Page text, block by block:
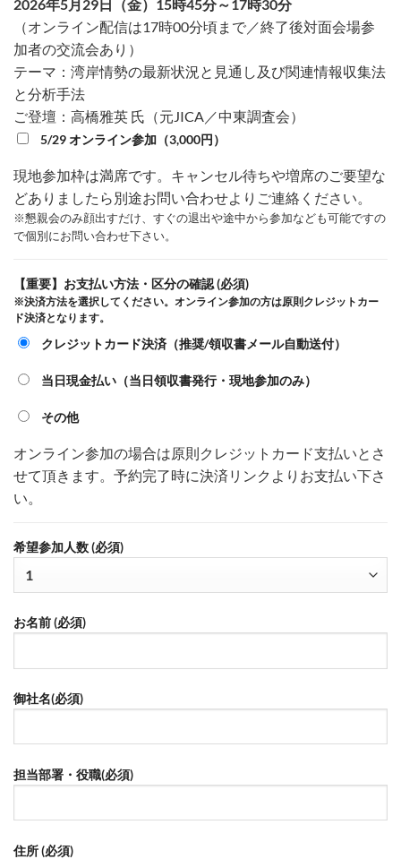
2026年5月29日（金）15時45分～17時30分
（オンライン配信は17時00分頃まで／終了後対面会場参
加者の交流会あり）
テーマ：湾岸情勢の最新状況と見通し及び関連情報収集法
と分析手法
ご登壇：高橋雅英 氏（元JICA／中東調査会）
5/29 オンライン参加（3,000円）
現地参加枠は満席です。キャンセル待ちや増席のご要望な
どありましたら別途お問い合わせよりご連絡ください。
※懇親会のみ顔出すだけ、すぐの退出や途中から参加なども可能ですの
で個別にお問い合わせ下さい。
【重要】お支払い方法・区分の確認 (必須)
※決済方法を選択してください。オンライン参加の方は原則クレジットカー
ド決済となります。
クレジットカード決済（推奨/領収書メール自動送付）
当日現金払い（当日領収書発行・現地参加のみ）
その他
オンライン参加の場合は原則クレジットカード支払いとさ
せて頂きます。予約完了時に決済リンクよりお支払い下さ
い。
希望参加人数 (必須)
お名前 (必須)
御社名(必須)
担当部署・役職(必須)
住所 (必須)